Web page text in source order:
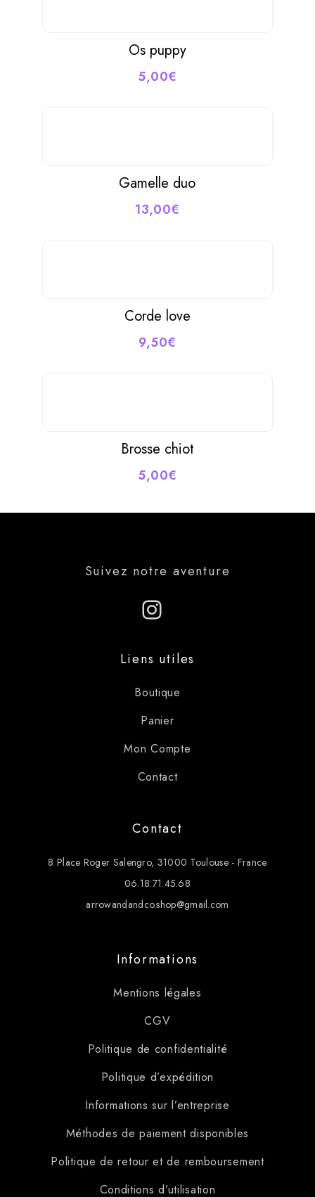
Os puppy
5,00€
Gamelle duo
13,00€
Corde love
9,50€
Brosse chiot
5,00€
Suivez notre aventure
Liens utiles
Boutique
Panier
Mon Compte
Contact
Contact
8 Place Roger Salengro, 31000 Toulouse - France
06.18.71.45.68
arrowandandco.shop@gmail.com
Informations
Mentions légales
CGV
Politique de confidentialité
Politique d’expédition
Informations sur l’entreprise
Méthodes de paiement disponibles
Politique de retour et de remboursement
Conditions d’utilisation